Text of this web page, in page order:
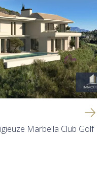
Marbella Club Golf